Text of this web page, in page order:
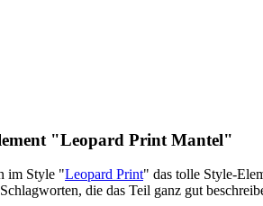
"Leopard Print Mantel"
im Style "Leopard Print" das tolle Style-
die das Teil ganz gut